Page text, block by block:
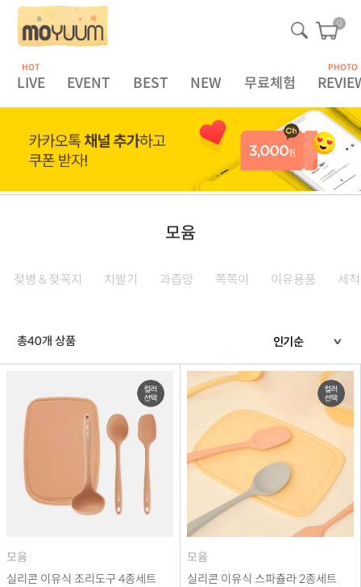
0
HOT
LIVE EVENT BEST NEW 무료체험
PHOTO
모윰
젖병 & 젖꼭지 치발기 과즙망 쪽쪽이 이유용품 세
총40개 상품
모윰
실리콘 이유식 조리도구 4종세트
모윰
실리콘 이유식 스파츌라 2종세트